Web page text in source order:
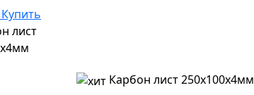
Купить
Карбон лист 250х100х4мм